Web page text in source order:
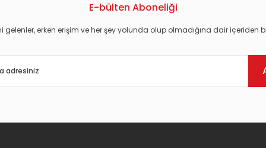
E-bülten Aboneliği
gelenler, erken erişim ve her şey yolunda olup olmadığına dair içeriden